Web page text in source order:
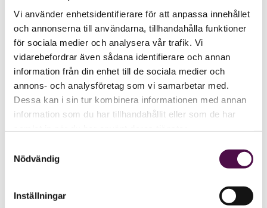
Vi använder enhetsidentifierare för att anpassa innehållet
och annonserna till användarna, tillhandahålla funktioner
för sociala medier och analysera vår trafik. Vi
vidarebefordrar även sådana identifierare och annan
information från din enhet till de sociala medier och
annons- och analysföretag som vi samarbetar med.
Dessa kan i sin tur kombinera informationen med annan
information som du har tillhandahållit eller som de har
Nödvändig
Inställningar